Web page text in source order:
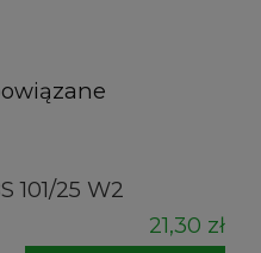
101/25 W2
21,30 zł